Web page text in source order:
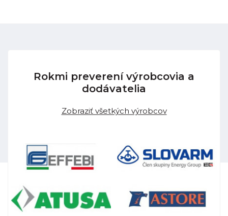
Rokmi preverení výrobcovia a
dodávatelia
Zobraziť všetkých výrobcov